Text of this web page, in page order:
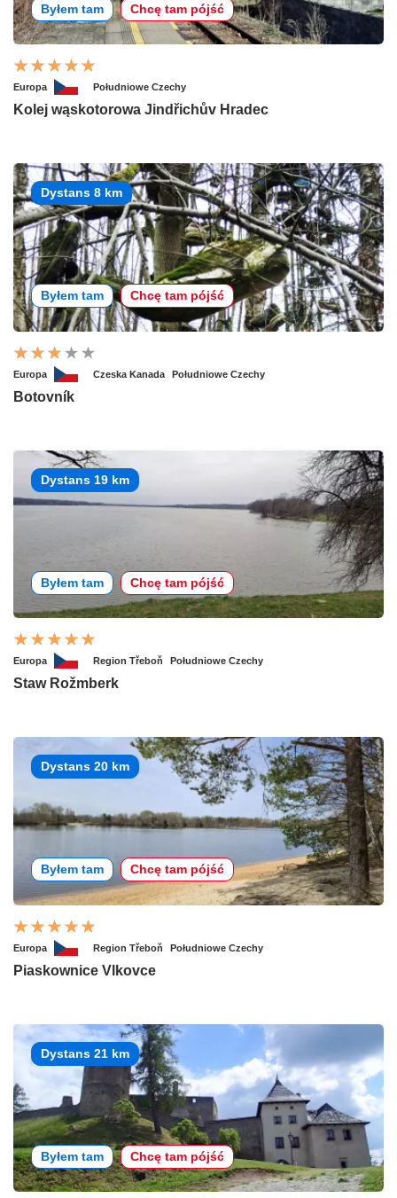
Byłem tam Chcę tam pójść
Europa Południowe Czechy
Kolej wąskotorowa Jindřichův Hradec
Dystans 8 km
Byłem tam Chcę tam pójść
Europa Czeska Kanada Południowe Czechy
Botovník
Dystans 19 km
Byłem tam Chcę tam pójść
Europa Region Třeboň Południowe Czechy
Staw Rožmberk
Dystans 20 km
Byłem tam Chcę tam pójść
Europa Region Třeboň Południowe Czechy
Piaskownice Vlkovce
Dystans 21 km
Byłem tam Chcę tam pójść